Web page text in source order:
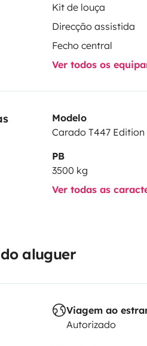
Kit de louça
Direcção assistida
Fecho central
Ver todos os
Modelo
Carado T447 Edition
PB
3500 kg
Ver todas as
aluguer
Viagem ao
Autorizado